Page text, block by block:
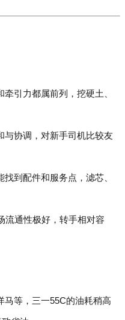
引力都属前列，挖硬土、
与协调，对新手司机比较友
找到配件和服务点，滤芯、
流通性极好，转手相对容
马等，三一55C的油耗稍高